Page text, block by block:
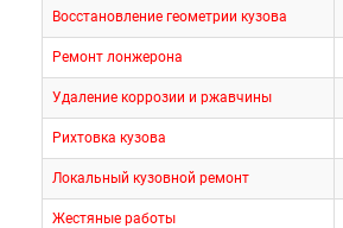
Восстановление геометрии кузова
Ремонт лонжерона
Удаление коррозии и ржавчины
Рихтовка кузова
Локальный кузовной ремонт
Жестяные работы